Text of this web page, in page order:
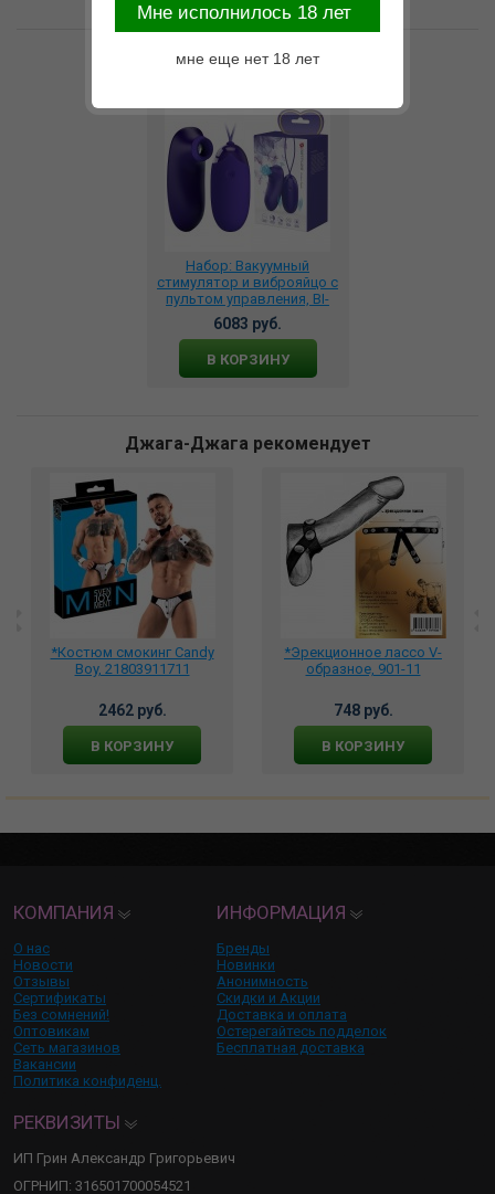
Возможные варианты замены
Набор: Вакуумный
стимулятор и виброяйцо с
пультом управления, BI-
014901WL
6083 руб.
В КОРЗИНУ
Джага-Джага рекомендует
*Костюм смокинг Candy
Boy, 21803911711
2462 руб.
В КОРЗИНУ
*Эрекционное лассо V-
образное, 901-11
748 руб.
В КОРЗИНУ
КОМПАНИЯ
О нас
Новости
Отзывы
Сертификаты
Без сомнений!
Оптовикам
Сеть магазинов
Вакансии
Политика конфиденц.
ИНФОРМАЦИЯ
Бренды
Новинки
Анонимность
Скидки и Акции
Доставка и оплата
Остерегайтесь подделок
Бесплатная доставка
РЕКВИЗИТЫ
ИП Грин Александр Григорьевич
ОГРНИП: 316501700054521
Mне исполнилось 18 лет
мне еще нет 18 лет